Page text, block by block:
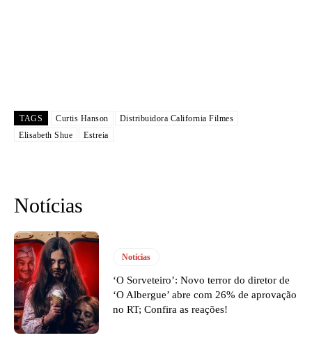
TAGS Curtis Hanson
Distribuidora California Filmes
Elisabeth Shue
Estreia
Notícias
Notícias
‘O Sorveteiro’: Novo terror do diretor de
‘O Albergue’ abre com 26% de aprovação
no RT; Confira as reações!